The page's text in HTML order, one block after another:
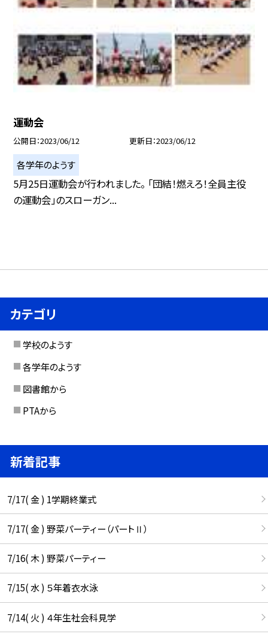
運動会
公開日 2023/06/12 更新日 2023/06/12
各学年のようす
5月25日運動会が行われました。 「団結！燃えろ！全員主役
の運動会」のスローガン...
カテゴリ
学校のようす
各学年のようす
図書館から
PTAから
新着記事
7/17( 金 ) 1学期終業式
7/17( 金 ) 野菜パーティー（パートⅡ）
7/16( 木 ) 野菜パーティー
7/15( 水 ) ５年着衣水泳
7/14( 火 ) ４年生社会科見学